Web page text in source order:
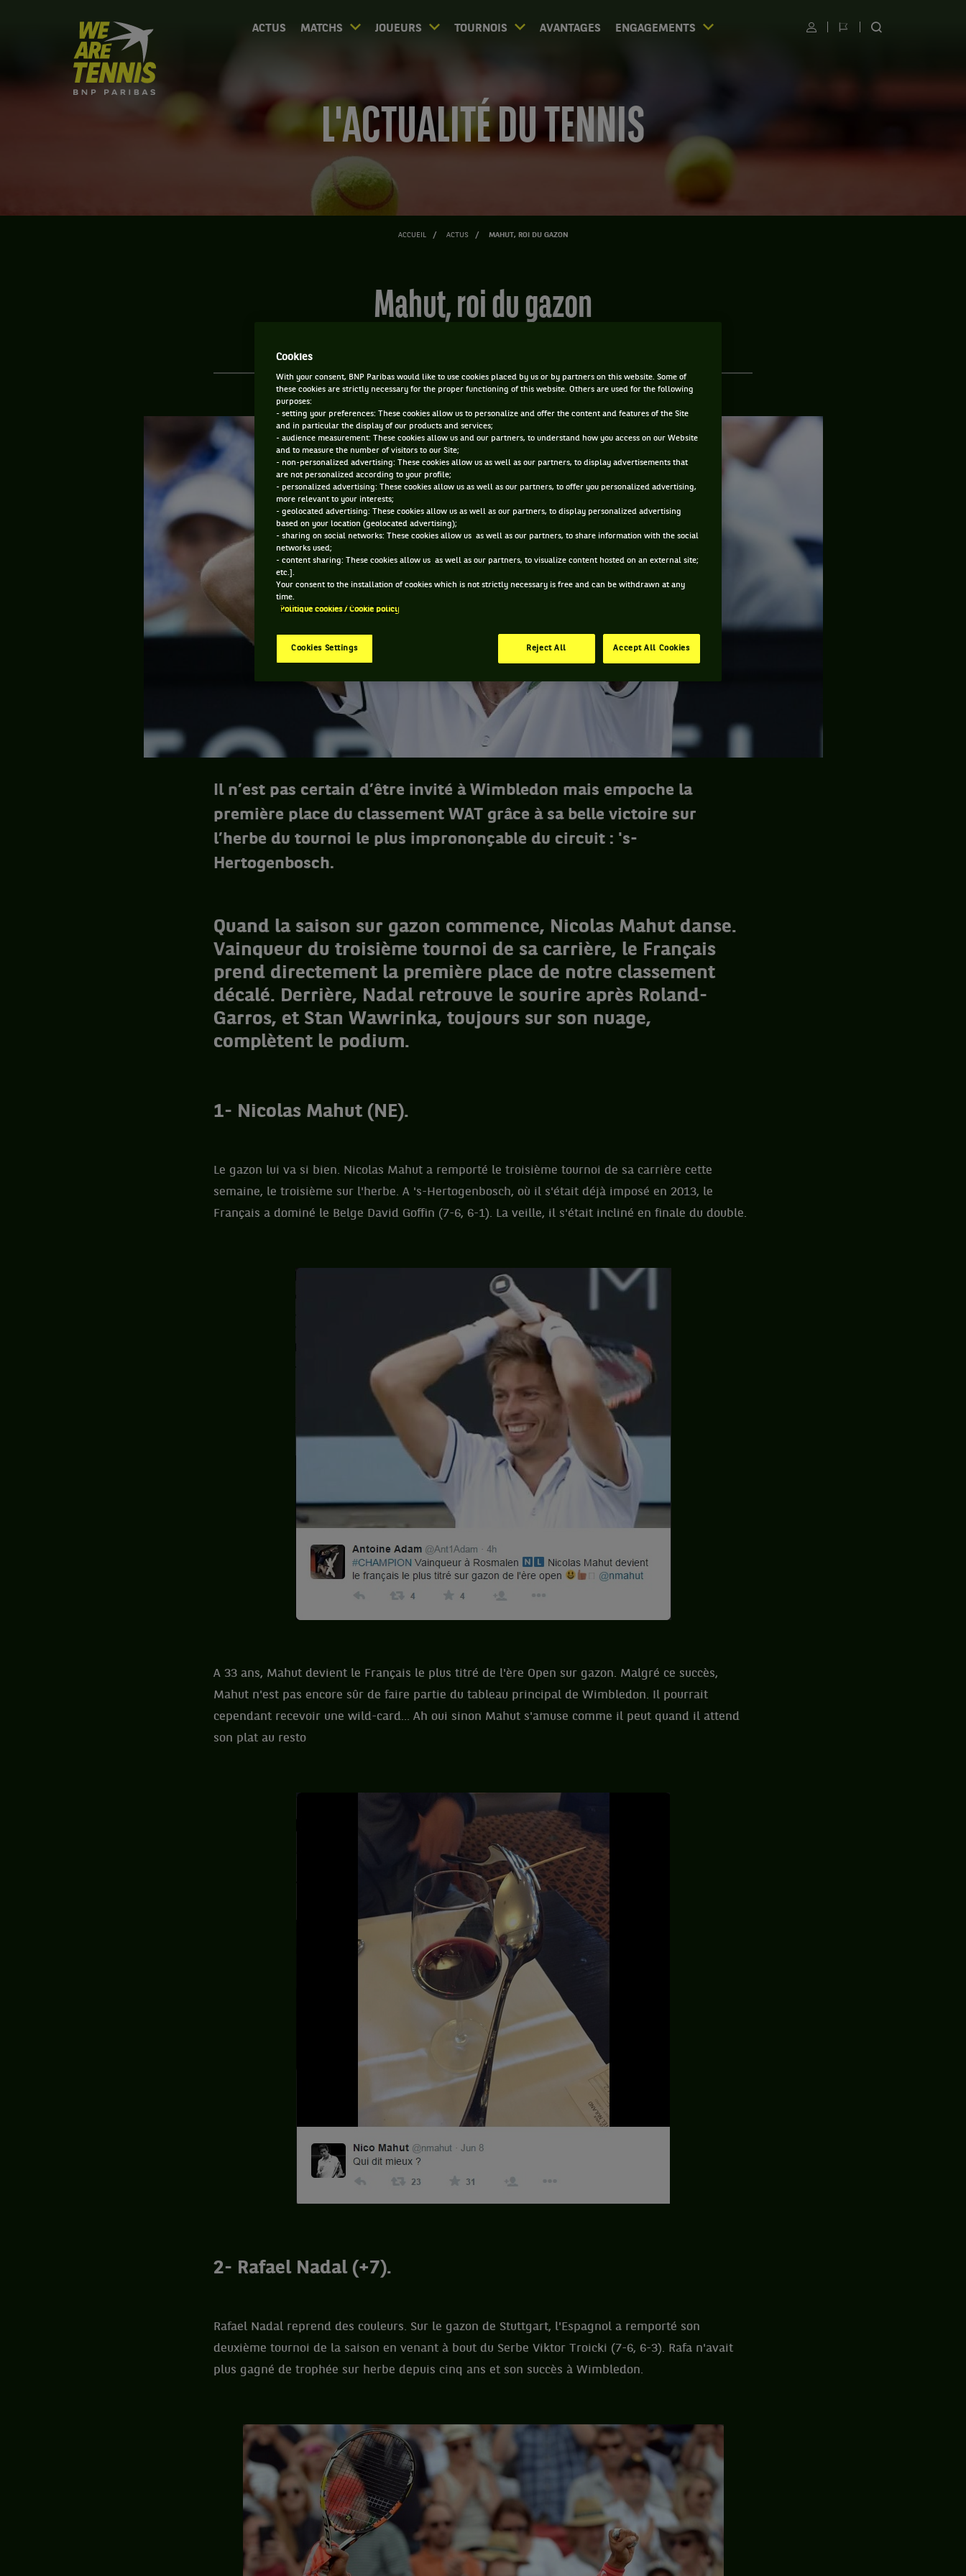
We
are
Tennis
by
BNP
ACTUS MATCHS JOUEURS TOURNOIS AVANTAGES ENGAGEMENTS UtilisateurChangerRECHERCHER
L'ACTUALITÉ DU TENNIS
ACCUEIL ACTUS MAHUT, ROI DU GAZON
Mahut, roi du gazon
Il n’est pas certain d’être invité à Wimbledon mais empoche la
première place du classement WAT grâce à sa belle victoire sur
l’herbe du tournoi le plus imprononçable du circuit : 's-
Hertogenbosch.
Quand la saison sur gazon commence, Nicolas Mahut danse.
Vainqueur du troisième tournoi de sa carrière, le Français
prend directement la première place de notre classement
décalé. Derrière, Nadal retrouve le sourire après Roland-
Garros, et Stan Wawrinka, toujours sur son nuage,
complètent le podium.
1- Nicolas Mahut (NE).
Le gazon lui va si bien. Nicolas Mahut a remporté le troisième tournoi de sa carrière cette
semaine, le troisième sur l'herbe. A 's-Hertogenbosch, où il s'était déjà imposé en 2013, le
Français a dominé le Belge David Goffin (7-6, 6-1). La veille, il s'était incliné en finale du double.
A 33 ans, Mahut devient le Français le plus titré de l'ère Open sur gazon. Malgré ce succès,
Mahut n'est pas encore sûr de faire partie du tableau principal de Wimbledon. Il pourrait
cependant recevoir une wild-card... Ah oui sinon Mahut s'amuse comme il peut quand il attend
son plat au resto
2- Rafael Nadal (+7).
Rafael Nadal reprend des couleurs. Sur le gazon de Stuttgart, l'Espagnol a remporté son
deuxième tournoi de la saison en venant à bout du Serbe Viktor Troicki (7-6, 6-3). Rafa n'avait
plus gagné de trophée sur herbe depuis cinq ans et son succès à Wimbledon.
Cookies
With your consent, BNP Paribas would like to use cookies placed by us or by partners on this website. Some of
these cookies are strictly necessary for the proper functioning of this website. Others are used for the following
purposes:
- setting your preferences: These cookies allow us to personalize and offer the content and features of the Site
and in particular the display of our products and services;
- audience measurement: These cookies allow us and our partners, to understand how you access on our Website
and to measure the number of visitors to our Site;
- non-personalized advertising: These cookies allow us as well as our partners, to display advertisements that
are not personalized according to your profile;
- personalized advertising: These cookies allow us as well as our partners, to offer you personalized advertising,
more relevant to your interests;
- geolocated advertising: These cookies allow us as well as our partners, to display personalized advertising
based on your location (geolocated advertising);
- sharing on social networks: These cookies allow us as well as our partners, to share information with the social
networks used;
- content sharing: These cookies allow us as well as our partners, to visualize content hosted on an external site;
etc.].
Your consent to the installation of cookies which is not strictly necessary is free and can be withdrawn at any
time.
Politique cookies / Cookie policy
Cookies Settings Reject All Accept All Cookies